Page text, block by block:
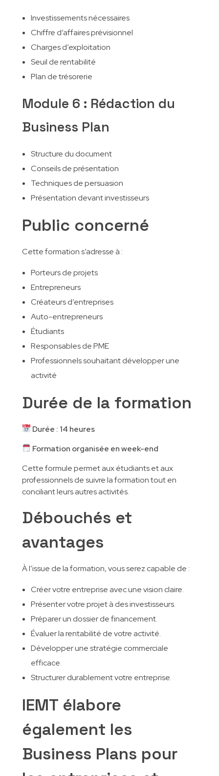
Investissements nécessaires
Chiffre d’affaires prévisionnel
Charges d’exploitation
Seuil de rentabilité
Plan de trésorerie
Module 6 : Rédaction du
Business Plan
Structure du document
Conseils de présentation
Techniques de persuasion
Présentation devant investisseurs
Public concerné
Cette formation s’adresse à :
Porteurs de projets
Entrepreneurs
Créateurs d’entreprises
Auto-entrepreneurs
Étudiants
Responsables de PME
Professionnels souhaitant développer une
activité
Durée de la formation
Durée : 14 heures
Formation organisée en week-end
Cette formule permet aux étudiants et aux
professionnels de suivre la formation tout en
conciliant leurs autres activités.
Débouchés et
avantages
À l’issue de la formation, vous serez capable de :
Créer votre entreprise avec une vision claire.
Présenter votre projet à des investisseurs.
Préparer un dossier de financement.
Évaluer la rentabilité de votre activité.
Développer une stratégie commerciale
efficace.
Structurer durablement votre entreprise.
IEMT élabore
également les
Business Plans pour